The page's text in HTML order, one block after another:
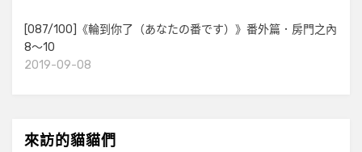
[087/100]《輪到你了（あなたの番です）》番外篇．房門之內
8～10
2019-09-08
來訪的貓貓們